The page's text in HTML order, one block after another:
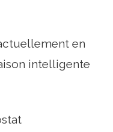
en
intelligente